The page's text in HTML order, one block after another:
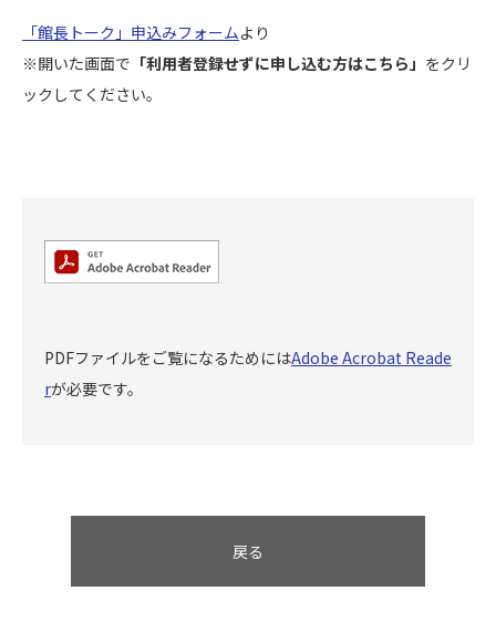
「館長トーク」申込みフォームより
※開いた画面で 「利用者登録せずに申し込む方はこちら」 をクリ
ックしてください。
PDFファイルをご覧になるためにはAdobe Acrobat Reade
rが必要です。
戻る